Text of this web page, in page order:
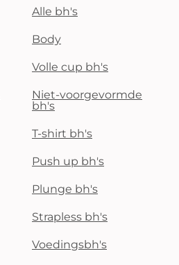
Alle bh's
Body
Volle cup bh's
Niet-voorgevormde
bh's
T-shirt bh's
Push up bh's
Plunge bh's
Strapless bh's
Voedingsbh's